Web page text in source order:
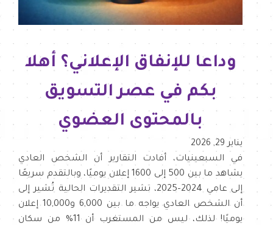
وداعا للإنفاق الإعلاني؟ أهلا
بكم في عصر التسويق
بالمحتوى العضوي
يناير 29, 2026
في السبعينيات، أفادت التقارير أن الشخص العادي
يشاهد ما بين 500 إلى 1600 إعلان يوميًا، وبالتقدم سريعًا
إلى عامي 2024–2025، تشير التقديرات الحالية تُشير إلى
أن الشخص العادي يواجه ما بين 6,000 و10,000 إعلان
يوميًا! لذلك، ليس من المستغرب أن 11% من سكان